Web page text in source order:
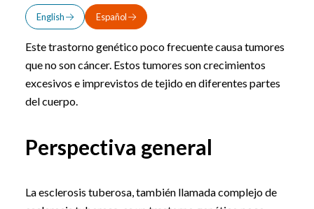
English Español
Este trastorno genético poco frecuente causa tumores
que no son cáncer. Estos tumores son crecimientos
excesivos e imprevistos de tejido en diferentes partes
del cuerpo.
Perspectiva general
La esclerosis tuberosa, también llamada complejo de